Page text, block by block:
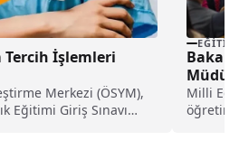
Tercih İşlemleri
Merkezi (ÖSYM),
Eğitimi Giriş Sınavı
EĞITIM
Bakan
Milli
öğretim